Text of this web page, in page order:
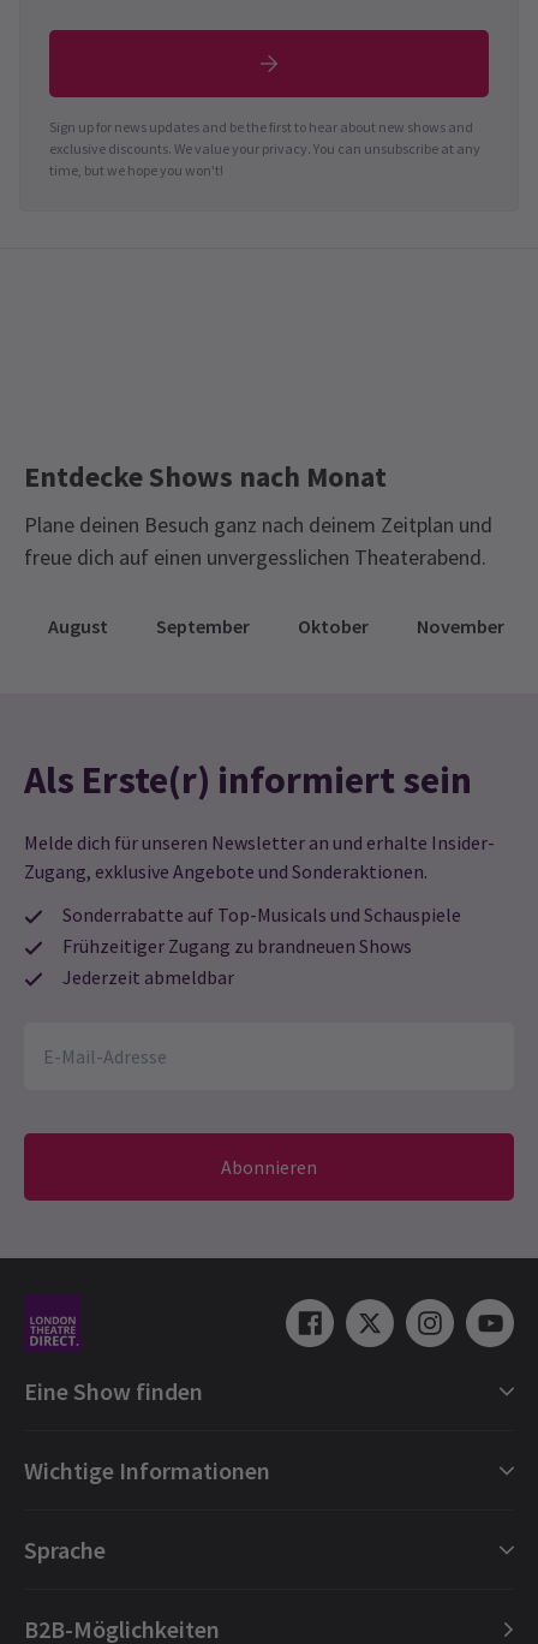
Sign up for news updates and be the first to hear about new shows and
exclusive discounts. We value your privacy. You can unsubscribe at any
time, but we hope you won't!
Entdecke Shows nach Monat
Plane deinen Besuch ganz nach deinem Zeitplan und
freue dich auf einen unvergesslichen Theaterabend.
August September Oktober November
Als Erste(r) informiert sein
Melde dich für unseren Newsletter an und erhalte Insider-
Zugang, exklusive Angebote und Sonderaktionen.
Sonderrabatte auf Top-Musicals und Schauspiele
Frühzeitiger Zugang zu brandneuen Shows
Jederzeit abmeldbar
Abonnieren
Eine Show finden
London Musicals
London Tanz
Wichtige Informationen
Buchungsschutz
Sprache
B2B-Möglichkeiten